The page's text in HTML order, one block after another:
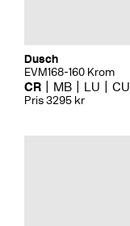
Dusch
EVM168-160 Krom
CR MB LU CU
Pris 3295 kr